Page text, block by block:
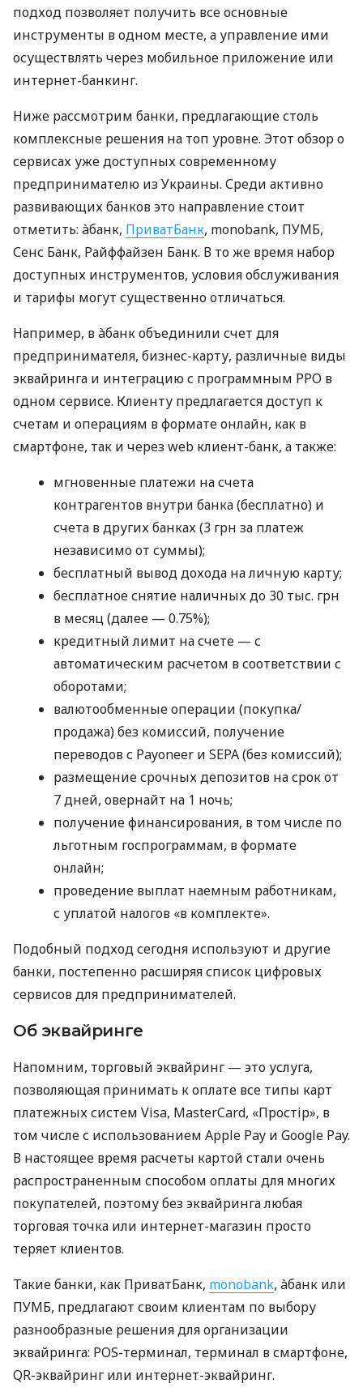
подход позволяет получить все основные
инструменты в одном месте, а управление ими
осуществлять через мобильное приложение или
интернет-банкинг.
Ниже рассмотрим банки, предлагающие столь
комплексные решения на топ уровне. Этот обзор о
сервисах уже доступных современному
предпринимателю из Украины. Среди активно
развивающих банков это направление стоит
отметить: àбанк, ПриватБанк, monobank, ПУМБ,
Сенс Банк, Райффайзен Банк. В то же время набор
доступных инструментов, условия обслуживания
и тарифы могут существенно отличаться.
Например, в àбанк объединили счет для
предпринимателя, бизнес-карту, различные виды
эквайринга и интеграцию с программным РРО в
одном сервисе. Клиенту предлагается доступ к
счетам и операциям в формате онлайн, как в
смартфоне, так и через web клиент-банк, а также:
мгновенные платежи на счета
контрагентов внутри банка (бесплатно) и
счета в других банках (3 грн за платеж
независимо от суммы);
бесплатный вывод дохода на личную карту;
бесплатное снятие наличных до 30 тыс. грн
в месяц (далее — 0.75%);
кредитный лимит на счете — с
автоматическим расчетом в соответствии с
оборотами;
валютообменные операции (покупка/
продажа) без комиссий, получение
переводов с Payoneer и SEPA (без комиссий);
размещение срочных депозитов на срок от
7 дней, овернайт на 1 ночь;
получение финансирования, в том числе по
льготным госпрограммам, в формате
онлайн;
проведение выплат наемным работникам,
с уплатой налогов «в комплекте».
Подобный подход сегодня используют и другие
банки, постепенно расширяя список цифровых
сервисов для предпринимателей.
Об эквайринге
Напомним, торговый эквайринг — это услуга,
позволяющая принимать к оплате все типы карт
платежных систем Visa, MasterCard, «Простір», в
том числе с использованием Apple Pay и Google Pay.
В настоящее время расчеты картой стали очень
распространенным способом оплаты для многих
покупателей, поэтому без эквайринга любая
торговая точка или интернет-магазин просто
теряет клиентов.
Такие банки, как ПриватБанк, monobank, àбанк или
ПУМБ, предлагают своим клиентам по выбору
разнообразные решения для организации
эквайринга: POS-терминал, терминал в смартфоне,
QR-эквайринг или интернет-эквайринг.